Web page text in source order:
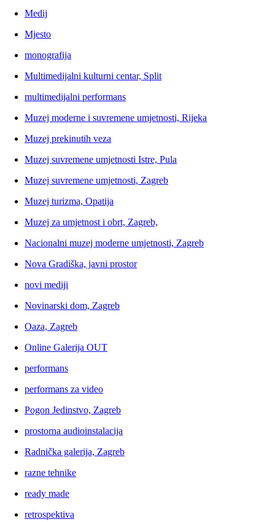
Medij
Mjesto
monografija
Multimedijalni kulturni centar, Split
multimedijalni performans
Muzej moderne i suvremene umjetnosti, Rijeka
Muzej prekinutih veza
Muzej suvremene umjetnosti Istre, Pula
Muzej suvremene umjetnosti, Zagreb
Muzej turizma, Opatija
Muzej za umjetnost i obrt, Zagreb,
Nacionalni muzej moderne umjetnosti, Zagreb
Nova Gradiška, javni prostor
novi mediji
Novinarski dom, Zagreb
Oaza, Zagreb
Online Galerija OUT
performans
performans za video
Pogon Jedinstvo, Zagreb
prostorna audioinstalacija
Radnička galerija, Zagreb
razne tehnike
ready made
retrospektiva